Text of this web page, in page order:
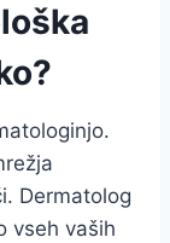
Dermatolog
vseh vaših